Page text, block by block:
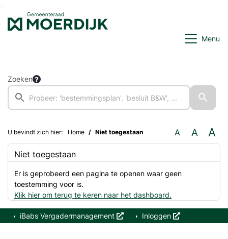
Ga naar de inhoud van deze pagina
Ga naar het zoeken
Ga naar het menu
Menu
Zoeken
U bevindt zich hier: Home Niet toegestaan A A A
Niet toegestaan
Er is geprobeerd een pagina te openen waar geen
toestemming voor is.
Klik hier om terug te keren naar het dashboard.
iBabs Vergadermanagement Inloggen